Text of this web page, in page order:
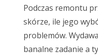
Podczas remontu
skórze, ile jego
problemów.
banalne zadanie a